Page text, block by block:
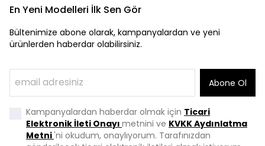
En Yeni Modelleri İlk Sen Gör
Bültenimize abone olarak, kampanyalardan ve yeni
ürünlerden haberdar olabilirsiniz.
Abone Ol
Kampanyalardan haberdar olmak için Ticari
Elektronik İleti Onayı metnini ve KVKK Aydınlatma
Metni'ni okudum, onaylıyorum. Tarafınızdan